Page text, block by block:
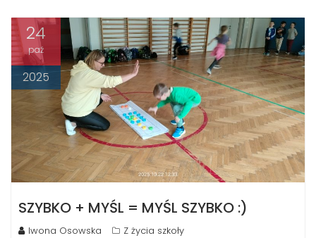
24
paź
2025
SZYBKO + MYŚL = MYŚL SZYBKO :)
Iwona Osowska
Z życia szkoły